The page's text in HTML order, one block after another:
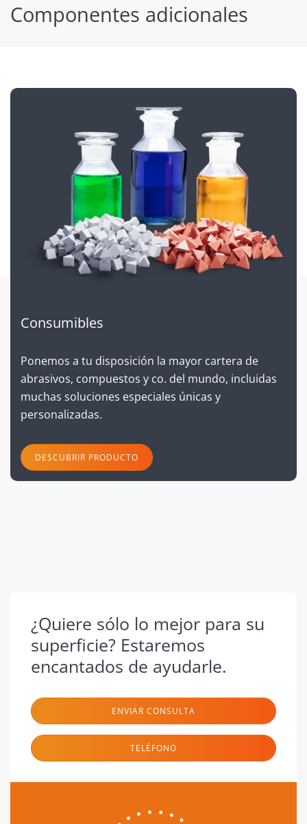
Componentes adicionales
Consumibles
Ponemos a tu disposición la mayor cartera de
abrasivos, compuestos y co. del mundo, incluidas
muchas soluciones especiales únicas y
personalizadas.
DESCUBRIR PRODUCTO
¿Quiere sólo lo mejor para su
superficie? Estaremos
encantados de ayudarle.
ENVIAR CONSULTA
TELÉFONO